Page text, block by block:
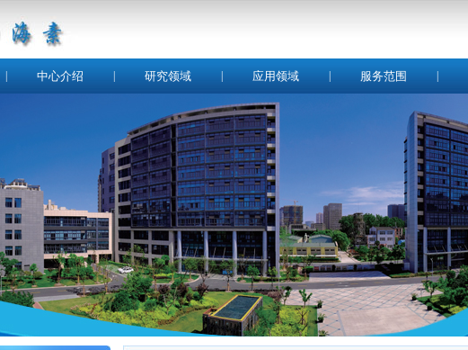
中心介绍 研究领域 应用领域 服务范围